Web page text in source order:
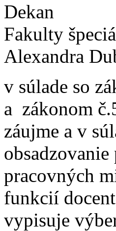
Dekan
Fakulty
Alexandra
v súlade so
a zákonom
záujme a v
pracovných
funkcií
vypisuje